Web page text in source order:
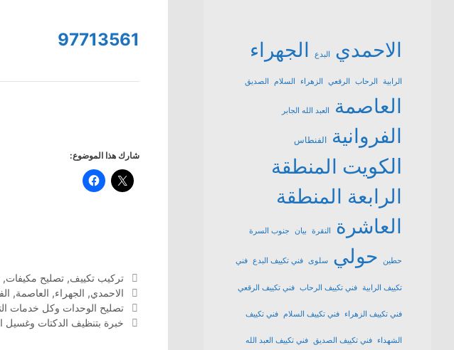
97713561
شارك هذا الموضوع:
التصنيفات
تركيب تكييف, تصليح مكيفات,
الوسوم
الاحمدي, الجهراء, العاصمة,
تصليح الوحدات وكل خدمات
خبرة بتنظيف الدكتات وغسيل
الاحمدي البدع الجهراء
الرابية الرحاب الرقعي الزهراء السلام الصديق
العاصمة العبد الله الجابر
الفروانية الفنطاس
الكويت المنطقة
الرابعة المنطقة
العاشرة
النقرة بيان جنوب السرة
حطين حولي سلوى فني تكييف البدع فني
تكييف الرابية فني تكييف الرحاب فني تكييف الرقعي
فني تكييف الزهراء فني تكييف السلام فني تكييف
الشهداء فني تكييف الصديق فني تكييف العبد الله